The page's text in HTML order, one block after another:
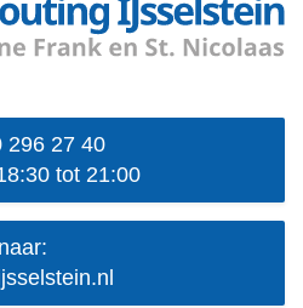
296 27 40
tot 21:00